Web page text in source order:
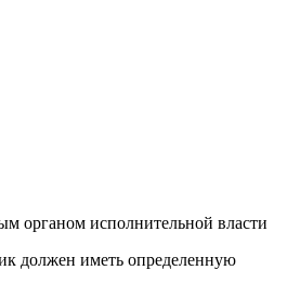
органом исполнительной власти
должен иметь определенную